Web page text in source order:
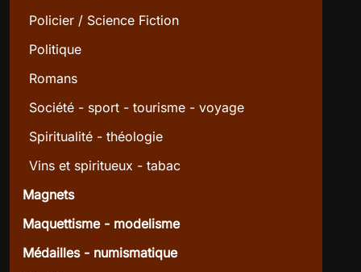
Policier / Science Fiction
Politique
Romans
Société - sport - tourisme - voyage
Spiritualité - théologie
Vins et spiritueux - tabac
Magnets
Maquettisme - modelisme
Médailles - numismatique